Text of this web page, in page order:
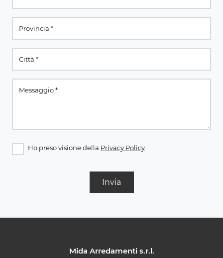
Ho preso visione della Privacy Policy
Invia
Mida Arredamenti s.r.l.